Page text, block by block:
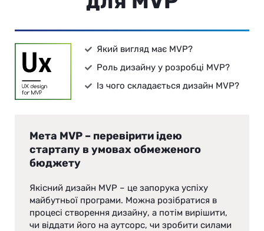
Мета MVP – перевірити ідею
стартапу в умовах обмеженого
бюджету
Якісний дизайн MVP – це запорука успіху
майбутньої програми. Можна розібратися в
процесі створення дизайну, а потім вирішити,
чи віддати його на аутсорс, чи зробити силами
Який вигляд має MVP?
Роль дизайну у розробці MVP?
Із чого складається дизайн MVP?